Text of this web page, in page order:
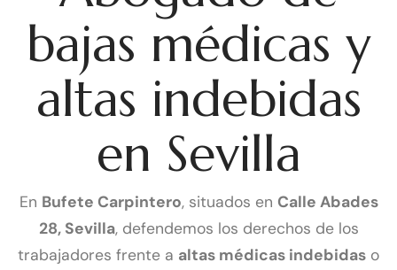
bajas médicas y
altas indebidas
en Sevilla
En Bufete Carpintero, situados en Calle Abades
28, Sevilla, defendemos los derechos de los
trabajadores frente a altas médicas indebidas o